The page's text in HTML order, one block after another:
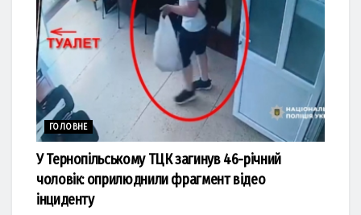
ГОЛОВНЕ
У Тернопільському ТЦК загинув 46-річний
чоловік: оприлюднили фрагмент відео
інциденту